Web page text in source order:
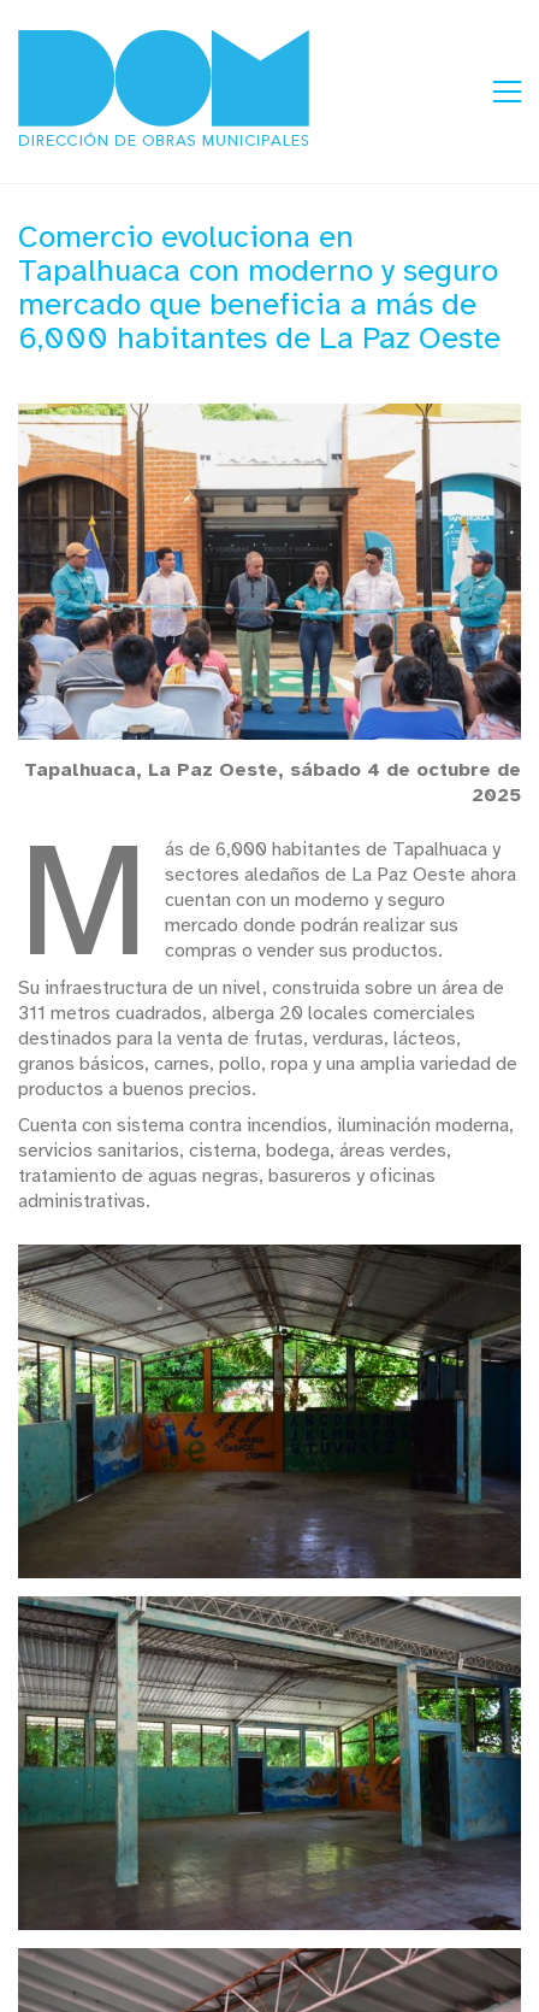
Comercio evoluciona en
Tapalhuaca con moderno y seguro
mercado que beneficia a más de
6,000 habitantes de La Paz Oeste
Tapalhuaca, La Paz Oeste, sábado 4 de octubre de
2025
M
ás de 6,000 habitantes de Tapalhuaca y
sectores aledaños de La Paz Oeste ahora
cuentan con un moderno y seguro
mercado donde podrán realizar sus
compras o vender sus productos.
Su infraestructura de un nivel, construida sobre un área de
311 metros cuadrados, alberga 20 locales comerciales
destinados para la venta de frutas, verduras, lácteos,
granos básicos, carnes, pollo, ropa y una amplia variedad de
productos a buenos precios.
Cuenta con sistema contra incendios, iluminación moderna,
servicios sanitarios, cisterna, bodega, áreas verdes,
tratamiento de aguas negras, basureros y oficinas
administrativas.